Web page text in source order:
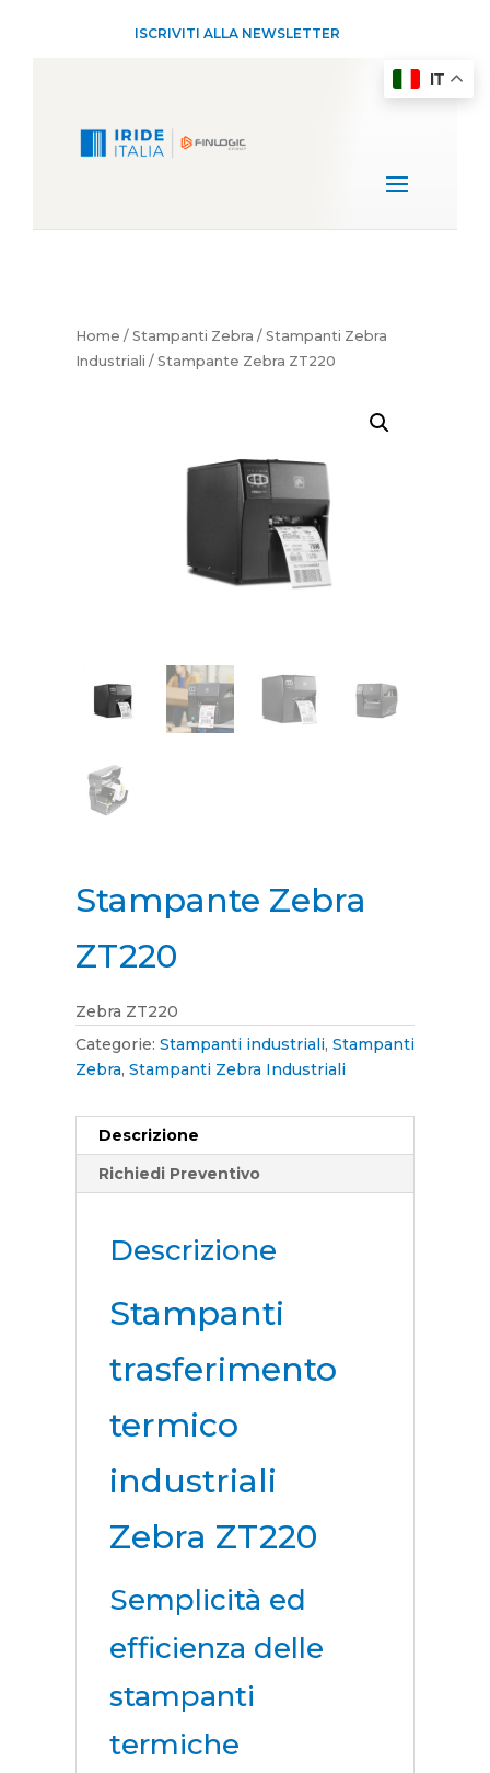
ISCRIVITI ALLA NEWSLETTER
Home / Stampanti Zebra / Stampanti Zebra
Industriali / Stampante Zebra ZT220
Stampante Zebra
ZT220
Zebra ZT220
Categorie: Stampanti industriali, Stampanti
Zebra, Stampanti Zebra Industriali
Descrizione
Richiedi Preventivo
Descrizione
Stampanti
trasferimento
termico
industriali
Zebra ZT220
Semplicità ed
efficienza delle
stampanti
termiche
IT